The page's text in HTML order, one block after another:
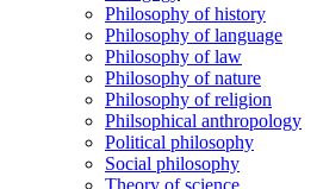
Philosophy of history
Philosophy of language
Philosophy of law
Philosophy of nature
Philosophy of religion
Philsophical anthropology
Political philosophy
Social philosophy